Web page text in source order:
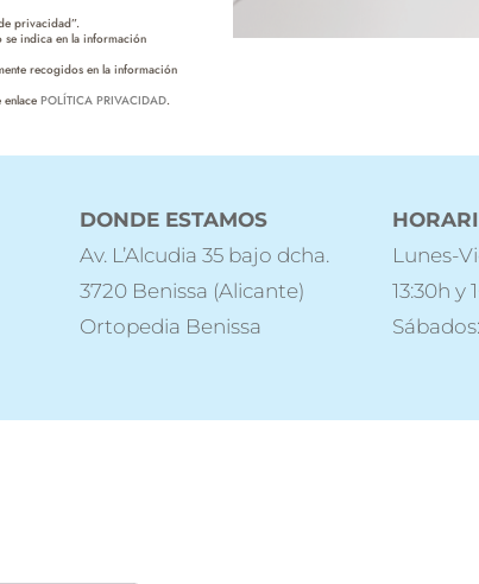
privacidad”.
se indica en la información
recogidos en la información
POLÍTICA PRIVACIDAD.
DONDE ESTAMOS
Av. L’Alcudia 35 bajo dcha.
3720 Benissa (Alicante)
Ortopedia Benissa
Lunes-
13:30h y